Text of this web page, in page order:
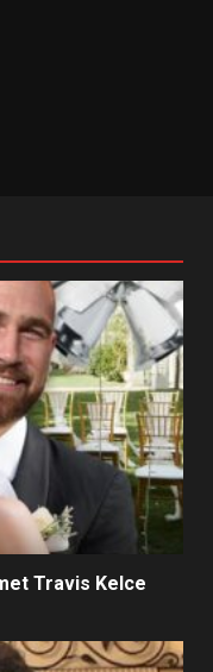
Travis Kelce